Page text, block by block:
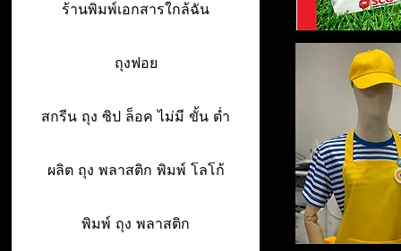
ร้านพิมพ์เอกสารใกล้ฉัน
ถุงฟอย
สกรีน ถุง ซิป ล็อค ไม่มี ขั้น ต่ำ
ผลิต ถุง พลาสติก พิมพ์ โลโก้
พิมพ์ ถุง พลาสติก